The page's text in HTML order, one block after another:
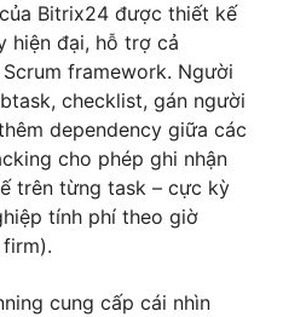
Bitrix24 được thiết kế
hiện đại, hỗ trợ cả
framework. Người
checklist, gán người
dependency giữa các
cho phép ghi nhận
trên từng task – cực kỳ
tính phí theo giờ
cung cấp cái nhìn